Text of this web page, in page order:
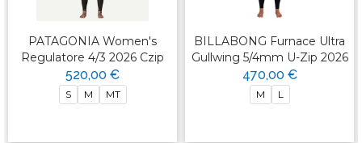
PATAGONIA Women's
Regulatore 4/3 2026 Czip
520,00 €
S M MT
BILLABONG Furnace Ultra
Gullwing 5/4mm U-Zip 2026
470,00 €
M L